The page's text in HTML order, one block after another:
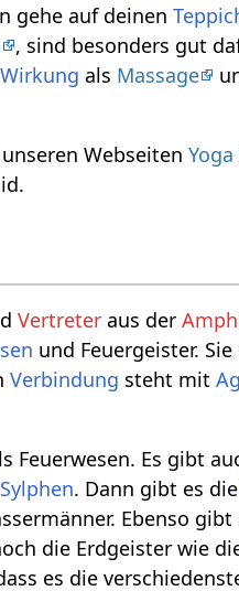
gehe auf deinen
, sind besonders gut
Wirkung als Massage
Webseiten
Vertreter aus der
und Feuergeister.
Verbindung steht mit
Feuerwesen. Es gibt
Sylphen. Dann gibt es
Ebenso
die Erdgeister wie
es die